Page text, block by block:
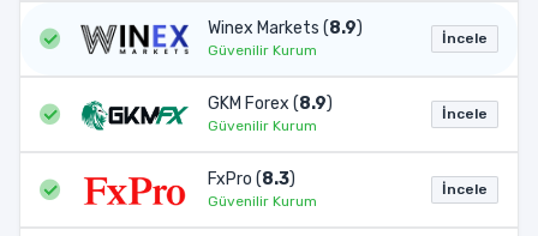
Winex Markets (8.9)
Güvenilir Kurum
İncele
GKM Forex (8.9)
Güvenilir Kurum
İncele
FxPro (8.3)
Güvenilir Kurum
İncele